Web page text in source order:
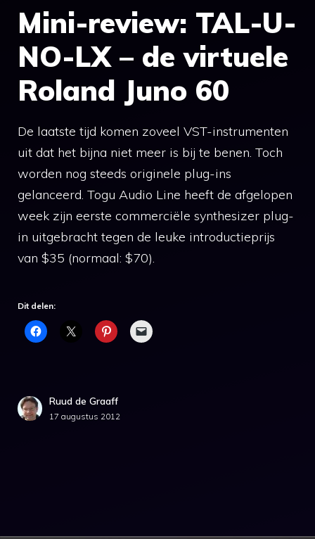
Mini-review: TAL-U-
NO-LX – de virtuele
Roland Juno 60
De laatste tijd komen zoveel VST-instrumenten
uit dat het bijna niet meer is bij te benen. Toch
worden nog steeds originele plug-ins
gelanceerd. Togu Audio Line heeft de afgelopen
week zijn eerste commerciële synthesizer plug-
in uitgebracht tegen de leuke introductieprijs
van $35 (normaal: $70).
Dit delen:
Ruud de Graaff
17 augustus 2012